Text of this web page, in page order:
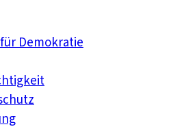
Demokratie